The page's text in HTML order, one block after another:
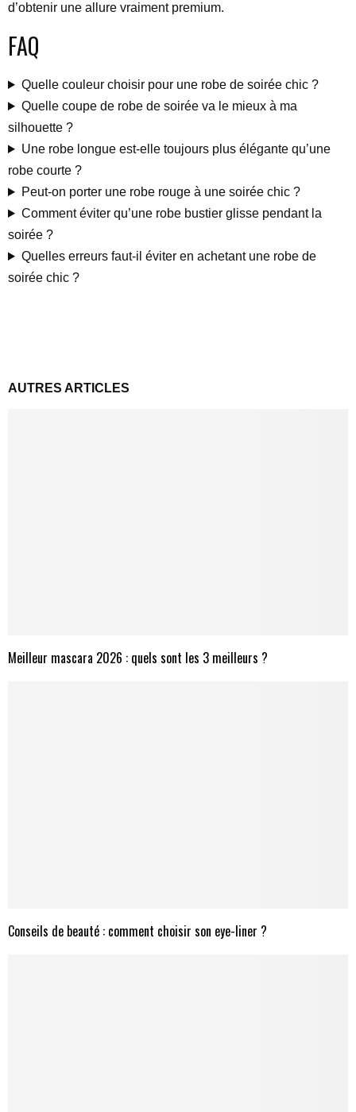
d’obtenir une allure vraiment premium.
FAQ
Quelle couleur choisir pour une robe de soirée chic ?
Quelle coupe de robe de soirée va le mieux à ma
silhouette ?
Une robe longue est-elle toujours plus élégante qu’une
robe courte ?
Peut-on porter une robe rouge à une soirée chic ?
Comment éviter qu’une robe bustier glisse pendant la
soirée ?
Quelles erreurs faut-il éviter en achetant une robe de
soirée chic ?
AUTRES ARTICLES
Meilleur mascara 2026 : quels sont les 3 meilleurs ?
Conseils de beauté : comment choisir son eye-liner ?